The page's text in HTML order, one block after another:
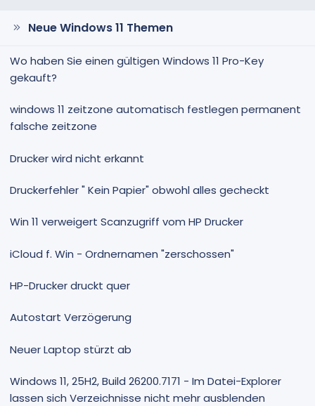
Neue Windows 11 Themen
Wo haben Sie einen gültigen Windows 11 Pro-Key
gekauft?
windows 11 zeitzone automatisch festlegen permanent
falsche zeitzone
Drucker wird nicht erkannt
Druckerfehler " Kein Papier" obwohl alles gecheckt
Win 11 verweigert Scanzugriff vom HP Drucker
iCloud f. Win - Ordnernamen "zerschossen"
HP-Drucker druckt quer
Autostart Verzögerung
Neuer Laptop stürzt ab
Windows 11, 25H2, Build 26200.7171 - Im Datei-Explorer
lassen sich Verzeichnisse nicht mehr ausblenden